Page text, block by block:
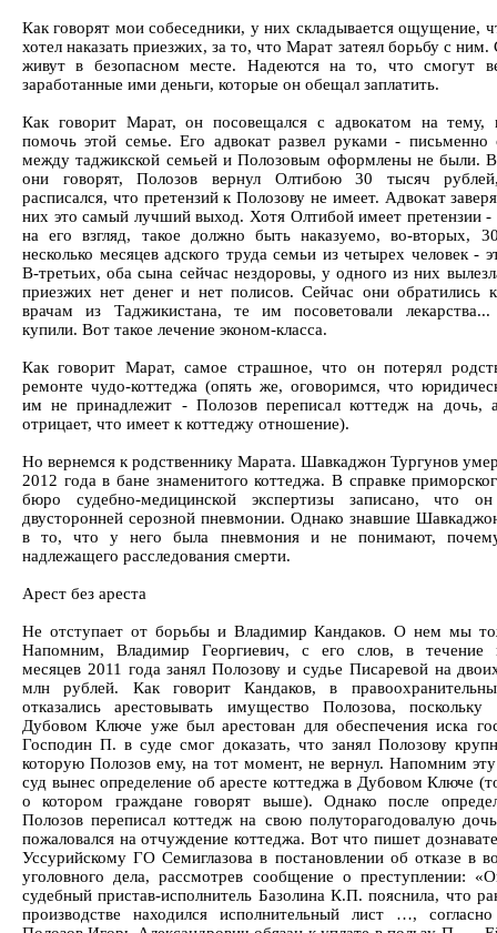
Как говорят мои собеседники, у них складывается ощущение,
хотел наказать приезжих, за то, что Марат затеял борьбу с ним.
живут в безопасном месте. Надеются на то, что смогут
заработанные ими деньги, которые он обещал заплатить.
Как говорит Марат, он посовещался с адвокатом на тему,
помочь этой семье. Его адвокат развел руками - письменно
между таджикской семьей и Полозовым оформлены не были. В
они говорят, Полозов вернул Олтибою 30 тысяч
расписался, что претензий к Полозову не имеет. Адвокат
них это самый лучший выход. Хотя Олтибой имеет претензии -
на его взгляд, такое должно быть наказуемо, во-вторых,
несколько месяцев адского труда семьи из четырех человек -
В-третьих, оба сына сейчас нездоровы, у одного из них
приезжих нет денег и нет полисов. Сейчас они обратились
врачам из Таджикистана, те им посоветовали лекарства...
купили. Вот такое лечение эконом-класса.
Как говорит Марат, самое страшное, что он потерял
ремонте чудо-коттеджа (опять же, оговоримся, что
им не принадлежит - Полозов переписал коттедж на дочь,
отрицает, что имеет к коттеджу отношение).
Но вернемся к родственнику Марата. Шавкаджон Тургунов
2012 года в бане знаменитого коттеджа. В справке
бюро судебно-медицинской экспертизы записано, что
двусторонней серозной пневмонии. Однако знавшие
в то, что у него была пневмония и не понимают,
надлежащего расследования смерти.
Арест без ареста
Не отступает от борьбы и Владимир Кандаков. О нем мы
Напомним, Владимир Георгиевич, с его слов, в течение
месяцев 2011 года занял Полозову и судье Писаревой на
млн рублей. Как говорит Кандаков, в
отказались арестовывать имущество Полозова,
Дубовом Ключе уже был арестован для обеспечения иска
Господин П. в суде смог доказать, что занял Полозову
которую Полозов ему, на тот момент, не вернул. Напомним
суд вынес определение об аресте коттеджа в Дубовом Ключе
о котором граждане говорят выше). Однако после
Полозов переписал коттедж на свою полуторагодовалую
пожаловался на отчуждение коттеджа. Вот что пишет
Уссурийскому ГО Семиглазова в постановлении об отказе в
уголовного дела, рассмотрев сообщение о преступлении:
судебный пристав-исполнитель Базолина К.П. пояснила, что
производстве находился исполнительный лист …,